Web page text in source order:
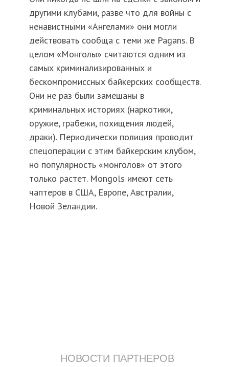
другими клубами, разве что для войны с
ненавистными «Ангелами» они могли
действовать сообща с теми же Pagans. В
целом «Монголы» считаются одним из
самых криминализированных и
бескомпромиссных байкерских сообществ.
Они не раз были замешаны в
криминальных историях (наркотики,
оружие, грабежи, похищения людей,
драки). Периодически полиция проводит
спецоперации с этим байкерским клубом,
но популярность «монголов» от этого
только растет. Mongols имеют сеть
чаптеров в США, Европе, Австралии,
Новой Зеландии.
НОВОСТИ ПАРТНЕРОВ